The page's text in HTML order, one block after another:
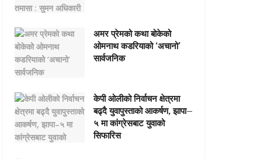
अमर प्रेमको कथा बोकेको
ओमनाथ कडरियाको ‘अचानो’
सार्वजनिक
केपी ओलीको निर्वाचन क्षेत्रमा
बढ्दै युवापुस्ताको आकर्षण, झापा–
५ मा कांग्रेसबाट युवाको
सिफारिस